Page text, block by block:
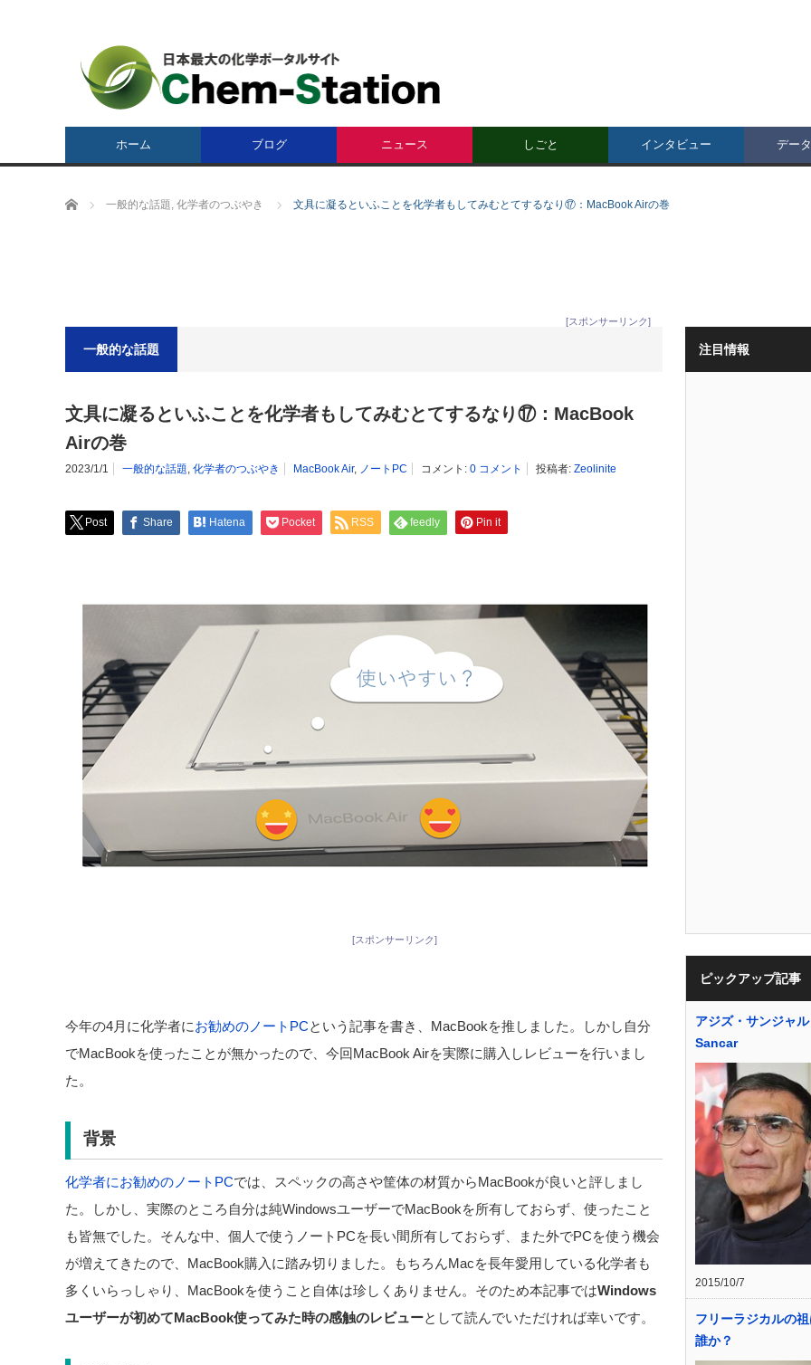
ホーム ブログ ニュース しごと インタビュー デー
ホーム 一般的な話題, 化学者のつぶやき 文具に凝るといふことを化学者もしてみむとてするなり⑰：MacBook Airの巻
[スポンサーリンク]
一般的な話題
文具に凝るといふことを化学者もしてみむとてするなり⑰：MacBook
Airの巻
2023/1/1 一般的な話題, 化学者のつぶやき MacBook Air, ノートPC コメント: 0 コメント 投稿者: Zeolinite
Post Share Hatena Pocket RSS feedly Pin it
[スポンサーリンク]
今年の4月に化学者にお勧めのノートPCという記事を書き、MacBookを推しました。しかし自分
でMacBookを使ったことが無かったので、今回MacBook Airを実際に購入しレビューを行いまし
た。
背景
化学者にお勧めのノートPCでは、スペックの高さや筐体の材質からMacBookが良いと評しまし
た。しかし、実際のところ自分は純WindowsユーザーでMacBookを所有しておらず、使ったこと
も皆無でした。そんな中、個人で使うノートPCを長い間所有しておらず、また外でPCを使う機会
が増えてきたので、MacBook購入に踏み切りました。もちろんMacを長年愛用している化学者も
多くいらっしゃり、MacBookを使うこと自体は珍しくありません。そのため本記事ではWindows
ユーザーが初めてMacBook使ってみた時の感触のレビューとして読んでいただければ幸いです。
注目情報
ピックアップ記事
アジズ・サンジャ
Sancar
2015/10/7
フリーラジカルの
誰か？